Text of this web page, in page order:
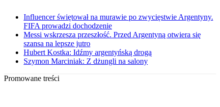
Influencer świętował na murawie po zwycięstwie Argentyny.
FIFA prowadzi dochodzenie
Messi wskrzesza przeszłość. Przed Argentyną otwiera się
szansa na lepsze jutro
Hubert Kostka: Idźmy argentyńską drogą
Szymon Marciniak: Z dżungli na salony
Promowane treści